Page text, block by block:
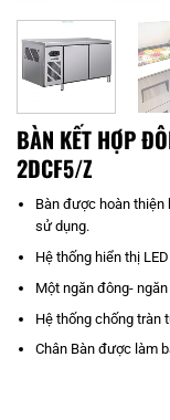
BÀN KẾT HỢP
2DCF5/Z
Bàn được hoàn thiện
sử dụng.
Hệ thống hiển thị
Một ngăn đông-
Hệ thống chống tràn
Chân Bàn được làm